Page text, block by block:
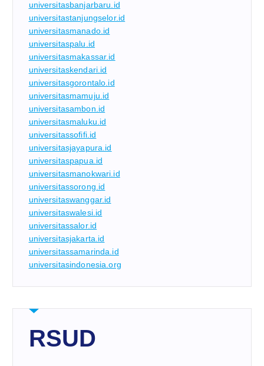
universitasbanjarbaru.id
universitastanjungselor.id
universitasmanado.id
universitaspalu.id
universitasmakassar.id
universitaskendari.id
universitasgorontalo.id
universitasmamuju.id
universitasambon.id
universitasmaluku.id
universitassofifi.id
universitasjayapura.id
universitaspapua.id
universitasmanokwari.id
universitassorong.id
universitaswanggar.id
universitaswalesi.id
universitassalor.id
universitasjakarta.id
universitassamarinda.id
universitasindonesia.org
RSUD